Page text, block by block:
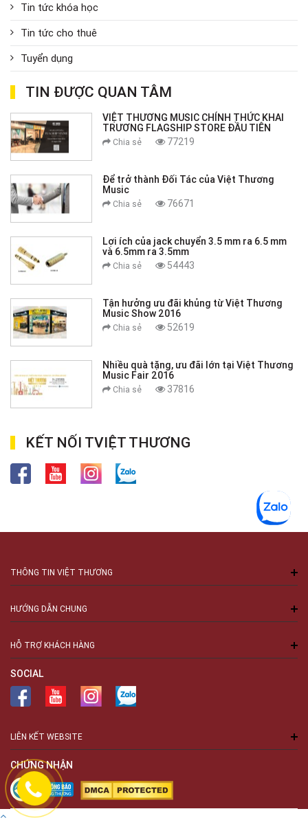
Tin tức khóa học
Tin tức cho thuê
Tuyển dụng
TIN ĐƯỢC QUAN TÂM
VIỆT THƯƠNG MUSIC CHÍNH THỨC KHAI
TRƯƠNG FLAGSHIP STORE ĐẦU TIÊN
Chia sẻ 77219
Để trở thành Đối Tác của Việt Thương
Music
Chia sẻ 76671
Lợi ích của jack chuyển 3.5 mm ra 6.5 mm
và 6.5mm ra 3.5mm
Chia sẻ 54443
Tận hưởng ưu đãi khủng từ Việt Thương
Music Show 2016
Chia sẻ 52619
Nhiều quà tặng, ưu đãi lớn tại Việt Thương
Music Fair 2016
Chia sẻ 37816
KẾT NỐI TVIỆT THƯƠNG
THÔNG TIN VIỆT THƯƠNG
HƯỚNG DẪN CHUNG
HỖ TRỢ KHÁCH HÀNG
SOCIAL
LIÊN KẾT WEBSITE
CHỨNG NHẬN